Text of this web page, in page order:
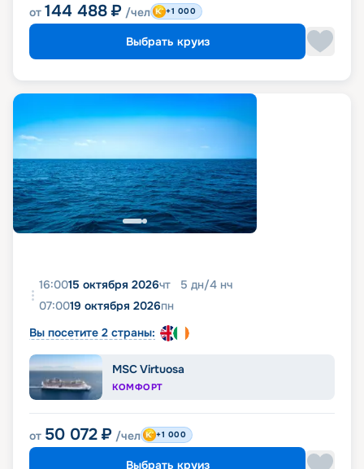
от 144 488 ₽ /чел +1 000
Выбрать круиз
16:0015 октября 2026чт 5 дн/4 нч
07:0019 октября 2026пн
Вы посетите 2 страны:
MSC Virtuosa
КОМФОРТ
от 50 072 ₽ /чел +1 000
Выбрать круиз